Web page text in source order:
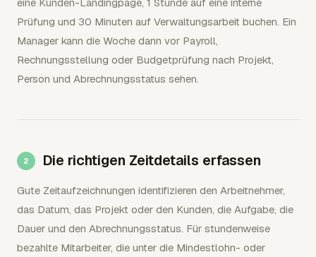
Prüfung und 30 Minuten auf Verwaltungsarbeit buchen. Ein
Manager kann die Woche dann vor Payroll,
Rechnungsstellung oder Budgetprüfung nach Projekt,
Person und Abrechnungsstatus sehen.
Die richtigen Zeitdetails erfassen
Gute Zeitaufzeichnungen identifizieren den Arbeitnehmer,
das Datum, das Projekt oder den Kunden, die Aufgabe, die
Dauer und den Abrechnungsstatus. Für stundenweise
bezahlte Mitarbeiter, die unter die Mindestlohn- oder